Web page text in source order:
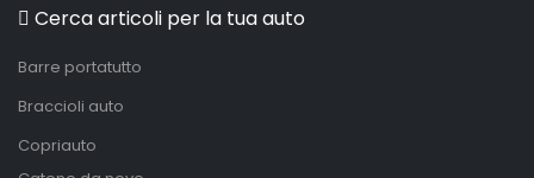
Cerca articoli per la tua auto
Barre portatutto
Braccioli auto
Copriauto